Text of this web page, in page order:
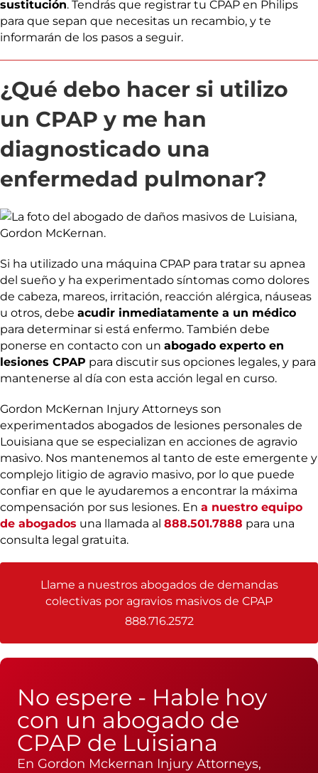
sustitución. Tendrás que registrar tu CPAP en Philips
para que sepan que necesitas un recambio, y te
informarán de los pasos a seguir.
¿Qué debo hacer si utilizo
un CPAP y me han
diagnosticado una
enfermedad pulmonar?
Si ha utilizado una máquina CPAP para tratar su apnea
del sueño y ha experimentado síntomas como dolores
de cabeza, mareos, irritación, reacción alérgica, náuseas
u otros, debe acudir inmediatamente a un médico
para determinar si está enfermo. También debe
ponerse en contacto con un abogado experto en
lesiones CPAP para discutir sus opciones legales, y para
mantenerse al día con esta acción legal en curso.
Gordon McKernan Injury Attorneys son
experimentados abogados de lesiones personales de
Louisiana que se especializan en acciones de agravio
masivo. Nos mantenemos al tanto de este emergente y
complejo litigio de agravio masivo, por lo que puede
confiar en que le ayudaremos a encontrar la máxima
compensación por sus lesiones. En a nuestro equipo
de abogados una llamada al 888.501.7888 para una
consulta legal gratuita.
Llame a nuestros abogados de demandas
colectivas por agravios masivos de CPAP
888.716.2572
No espere - Hable hoy
con un abogado de
CPAP de Luisiana
En Gordon Mckernan Injury Attorneys,